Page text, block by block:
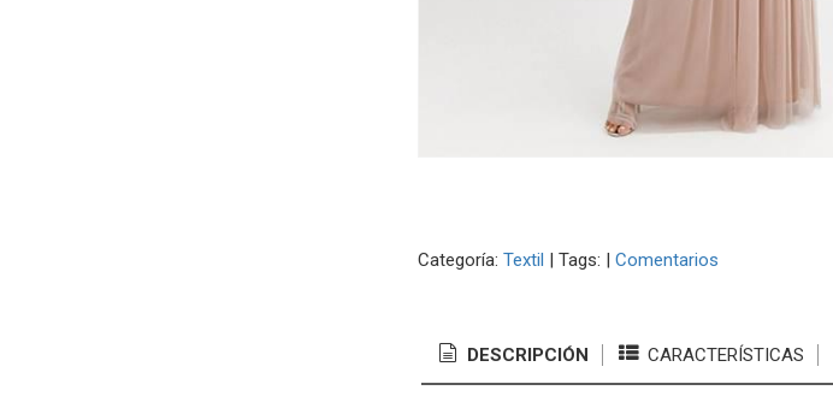
Categoría: Textil | Tags: | Comentarios
DESCRIPCIÓN CARACTERÍSTICAS